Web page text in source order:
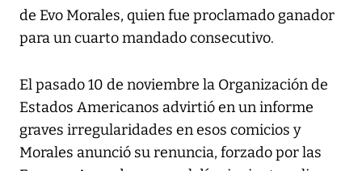
de Evo Morales, quien fue proclamado ganador
para un cuarto mandado consecutivo.
El pasado 10 de noviembre la Organización de
Estados Americanos advirtió en un informe
graves irregularidades en esos comicios y
Morales anunció su renuncia, forzado por las